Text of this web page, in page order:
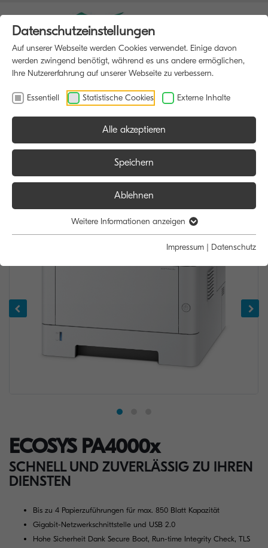
ECOSYS PA4000x
SCHNELL UND ZUVERLÄSSIG ZU IHREN
DIENSTEN
Bis zu 4 Papierzuführungen für max. 850 Blatt Kapazität
Gigabit-Netzwerkschnittstelle und USB 2.0
Hohe Sicherheit Dank Secure Boot, Run-time Integrity Check, TLS
Datenschutzeinstellungen
Auf unserer Webseite werden Cookies verwendet. Einige davon
werden zwingend benötigt, während es uns andere ermöglichen,
Ihre Nutzererfahrung auf unserer Webseite zu verbessern.
Essentiell Statistische Cookies Externe Inhalte
Alle akzeptieren
Speichern
Ablehnen
Weitere Informationen anzeigen
Impressum | Datenschutz